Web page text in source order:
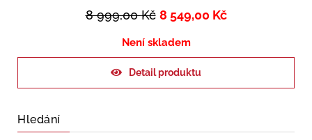
8 999,00Kč 8 549,00 Kč
Není skladem
Detail produktu
Hledání